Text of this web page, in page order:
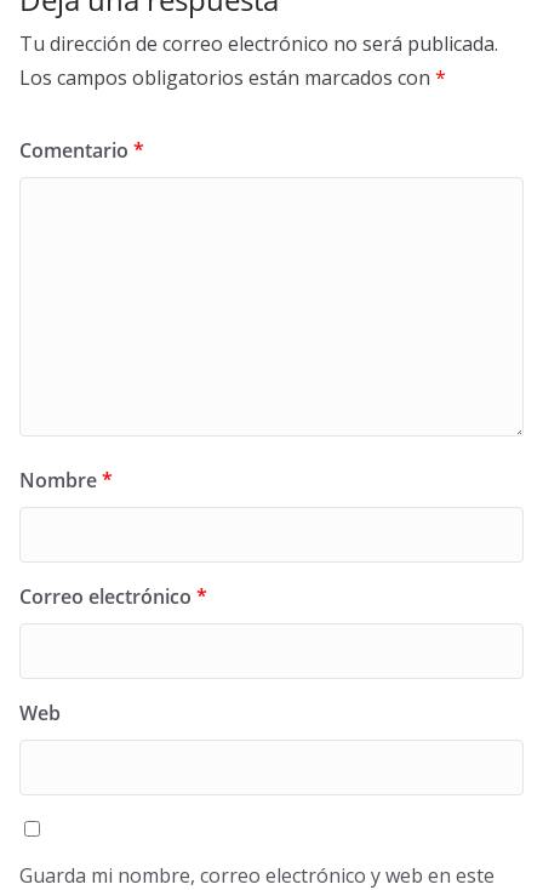
Tu dirección de correo electrónico no será publicada.
Los campos obligatorios están marcados con *
Comentario *
Nombre*
Correo electrónico *
Web
Guarda mi nombre, correo electrónico y web en este